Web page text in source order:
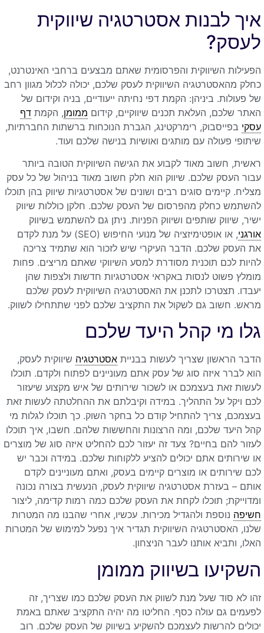
איך לבנות אסטרטגיה שיווקית
לעסק?
הפעילות השיווקית והפרסומית שאתם מבצעים ברחבי האינטרנט,
כחלק מהאסטרטגיה השיווקית לעסק שלכם, יכולה לכלול מגוון רחב
של פעולות. ביניהן: הקמת דפי נחיתה ייעודיים, בניה וקידום של
האתר שלכם, העלאת תכנים שיווקיים, קידום ממומן, הקמת דף
עסקי בפייסבוק, רימרקטינג, הגברת הנוכחות ברשתות החברתיות,
שיתופי פעולה עם מותגים ואושיות בנישה שלכם ועוד.
ראשית, חשוב מאוד לקבוע את הגישה השיווקית הטובה ביותר
עבור העסק שלכם. שיווק הוא חלק חשוב מאוד בניהול של כל עסק
מצליח. קיימים סוגים רבים ושונים של אסטרטגיות שיווק בהן תוכלו
להשתמש כחלק מהפרסום של העסק שלכם. חלקן כוללות שיווק
ישיר, שיווק שותפים ושיווק הפניות. ניתן גם להשתמש בשיווק
אורגני
, או אופטימיזציה של מנועי החיפוש (SEO) על מנת לקדם
את העסק שלכם. הדבר העיקרי שיש לזכור הוא שתמיד צריכה
להיות לכם תוכנית מסודרת למסע השיווקי שאתם מריצים. פחות
מומלץ פשוט לנסות באקראי אסטרטגיות חדשות ולצפות שהן
יעבדו. תצטרכו לתכנן את האסטרטגיה השיווקית לעסק שלכם
מראש. חשוב גם לשקול את התקציב שלכם לפני שתתחילו לשווק.
גלו מי קהל היעד שלכם
הדבר הראשון שצריך לעשות בבניית אסטרטגיה שיווקית לעסק,
הוא לברר איזה סוג של עסק אתם מעוניינים לפתוח ולקדם. תוכלו
לעשות זאת בעצמכם או לשכור שירותים של איש מקצוע שיעזור
לכם ויקל על התהליך. במידה וקיבלתם את ההחלטתה לעשות זאת
בעצמכם, צריך להתחיל קודם כל בחקר השוק. כך תוכלו לגלות מי
קהל היעד שלכם, ומה הרצונות והחששות שלהם. חשבו, איך תוכלו
לעזור להם בחיים? צעד זה יעזור לכם להחליט איזה סוג של מוצרים
או שירותים אתם יכולים להציע ללקוחות שלכם. במידה וכבר יש
לכם שירותים או מוצרים קיימים בעסק, ואתם מעוניינים לקדם
אותם – בעזרת אסטרטגיה שיווקית לעסק, הנעשית בצורה נכונה
ומדוייקת; תוכלו לקחת את העסק שלכם כמה רמות קדימה, ליצור
חשיפה נוספת ולהגדיל מכירות. עכשיו, אחרי שהבנו מה המטרות
שלנו, האסטרטגיה השיווקית תגדיר איך נפעל למימוש של המטרות
האלו, ותביא אותנו לעבר הניצחון.
השקיעו בשיווק ממומן
זהו לא סוד שעל מנת לשווק את העסק שלכם כמו שצריך, זה
לפעמים גם עולה כסף. החליטו מה יהיה התקציב שאתם באמת
יכולים להרשות לעצמכם להשקיע בשיווק של העסק שלכם. רוב